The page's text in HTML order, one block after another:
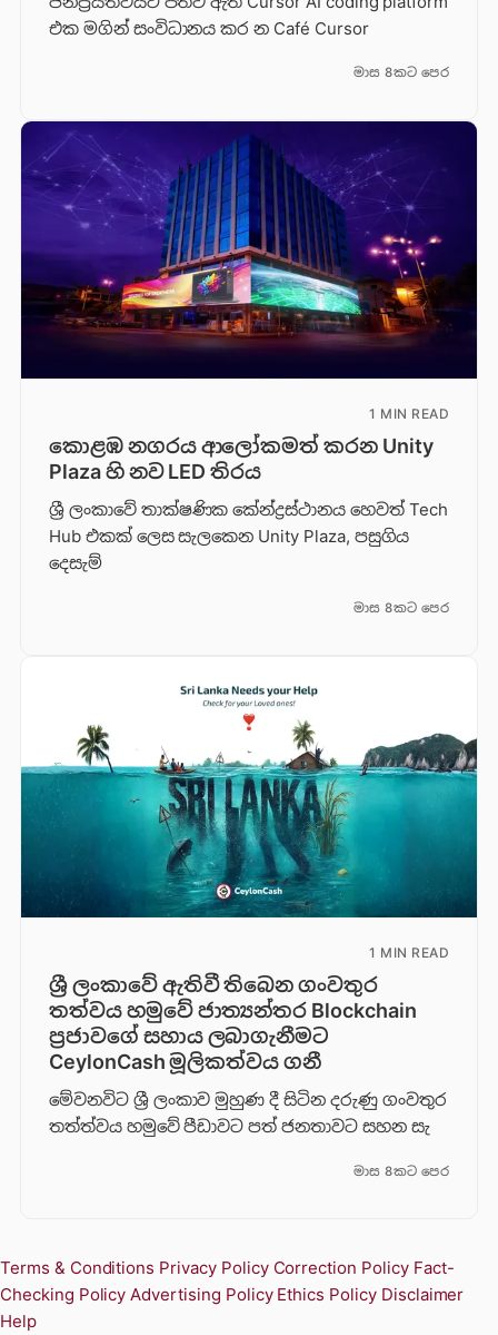
එක මගින් සංවිධානය කර න Café Cursor
මාස 8කට පෙර
1 MIN READ
කොළඹ නගරය ආලෝකමත් කරන Unity
Plaza හි නව LED තිරය
ශ්‍රී ලංකාවේ තාක්ෂණික කේන්ද්‍රස්ථානය හෙවත් Tech
Hub එකක් ලෙස සැලකෙන Unity Plaza, පසුගිය
දෙසැම්
මාස 8කට පෙර
1 MIN READ
ශ්‍රී ලංකාවේ ඇතිවී තිබෙන ගංවතුර
තත්වය හමුවේ ජාත්‍යන්තර Blockchain
ප්‍රජාවගේ සහාය ලබාගැනීමට
CeylonCash මූලිකත්වය ග​නී
මේවනවිට ශ්‍රී ලංකාව මුහුණ දී සිටින දරුණු ගංවතුර
තත්ත්වය හමුවේ පීඩාවට පත් ජනතාවට සහන සැ
මාස 8කට පෙර
Terms & Conditions Privacy Policy Correction Policy Fact-
Checking Policy Advertising Policy Ethics Policy Disclaimer
Help